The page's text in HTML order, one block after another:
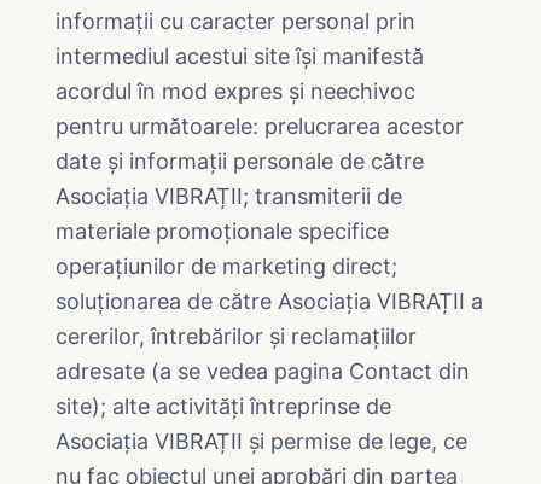
informații cu caracter personal prin
intermediul acestui site își manifestă
acordul în mod expres și neechivoc
pentru următoarele: prelucrarea acestor
date și informații personale de către
Asociația VIBRAȚII; transmiterii de
materiale promoționale specifice
operațiunilor de marketing direct;
soluționarea de către Asociația VIBRAȚII a
cererilor, întrebărilor și reclamațiilor
adresate (a se vedea pagina Contact din
site); alte activități întreprinse de
Asociația VIBRAȚII și permise de lege, ce
nu fac obiectul unei aprobări din partea